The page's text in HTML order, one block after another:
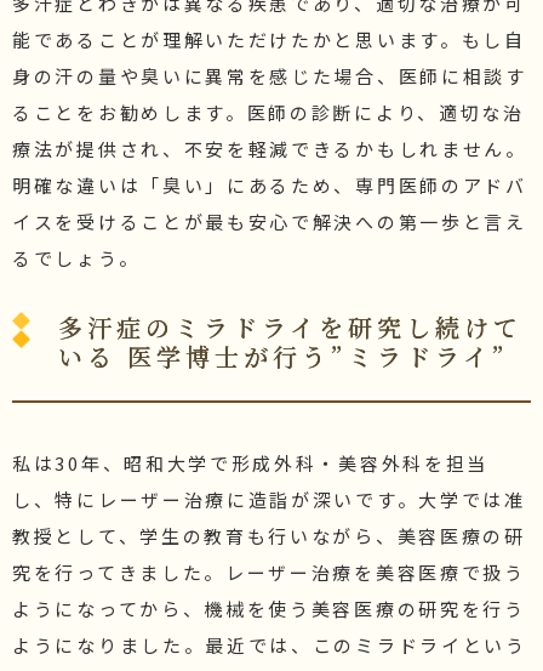
能であることが理解いただけたかと思います。もし自
身の汗の量や臭いに異常を感じた場合、医師に相談す
ることをお勧めします。医師の診断により、適切な治
療法が提供され、不安を軽減できるかもしれません。
明確な違いは「臭い」にあるため、専門医師のアドバ
イスを受けることが最も安心で解決への第一歩と言え
るでしょう。
多汗症のミラドライを研究し続けて
いる 医学博士が行う”ミラドライ”
私は30年、昭和大学で形成外科・美容外科を担当
し、特にレーザー治療に造詣が深いです。大学では准
教授として、学生の教育も行いながら、美容医療の研
究を行ってきました。レーザー治療を美容医療で扱う
ようになってから、機械を使う美容医療の研究を行う
ようになりました。最近では、このミラドライという